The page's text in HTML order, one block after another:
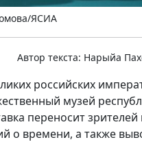
ЯСИА
Автор текста: Нарыйа
российских
музей
переносит
о времени, а также